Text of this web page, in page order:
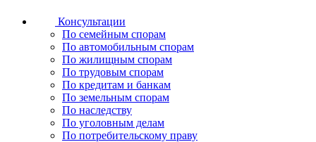
Консультации
По семейным спорам
По автомобильным спорам
По жилищным спорам
По трудовым спорам
По кредитам и банкам
По земельным спорам
По наследству
По уголовным делам
По потребительскому праву